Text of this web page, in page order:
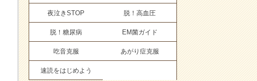
夜泣きSTOP 脱！高血圧
脱！糖尿病 EM菌ガイド
吃音克服 あがり症克服
速読をはじめよう